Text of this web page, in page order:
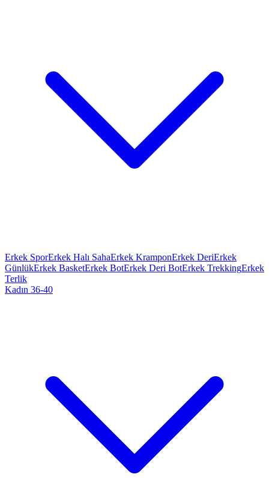
Erkek SporErkek Halı SahaErkek KramponErkek DeriErkek
GünlükErkek BasketErkek BotErkek Deri BotErkek TrekkingErkek
Terlik
Kadın 36-40